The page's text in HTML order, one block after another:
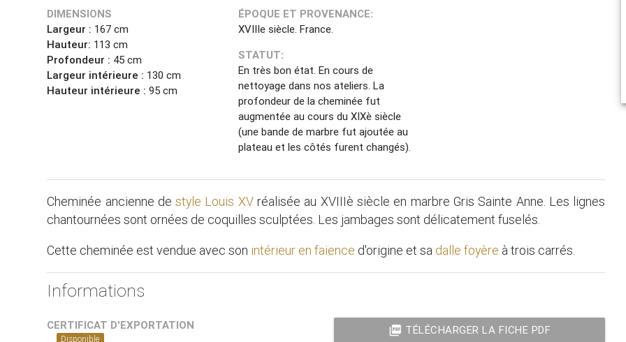
DIMENSIONS
Largeur : 167 cm
Hauteur: 113 cm
Profondeur : 45 cm
Largeur intérieure : 130 cm
Hauteur intérieure :95 cm
ÉPOQUE ET PROVENANCE:
XVIIIe siècle. France.
STATUT:
En très bon état. En cours de
nettoyage dans nos ateliers. La
profondeur de la cheminée fut
augmentée au cours du XIXè siècle
(une bande de marbre fut ajoutée au
plateau et les côtés furent changés).
Cheminée ancienne destyle Louis XVréalisée au XVIIIè siècle en marbre Gris Sainte Anne. Les lignes
chantournées sont ornées de coquilles sculptées. Les jambages sont délicatement fuselés.
Cette cheminée est vendue avec son intérieur en faïence d'origine et sa dalle foyère à trois carrés.
Informations
CERTIFICAT D'EXPORTATION
Disponible
picture_as_pdf TÉLÉCHARGER LA FICHE PDF